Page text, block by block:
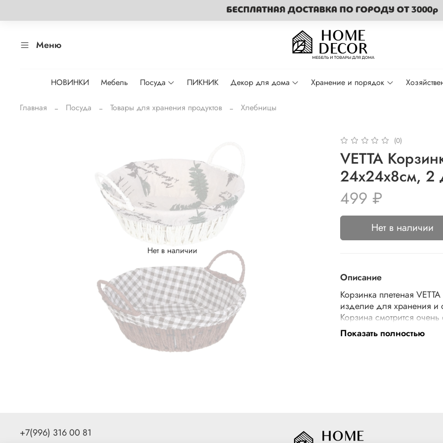
Меню
НОВИНКИ Мебель Посуда ПИКНИК Декор для дома Хранение и порядок
Главная Посуда Товары для хранения продуктов Хлебницы
Нет в наличии
(0)
VETTA
24x24x8см, 2
499 ₽
Нет в наличии
Описание
Корзинка плетеная
изделие для хранения и
Корзина смотрится
в интерьер гостиной или
хозяйственные мелочи:
Показать полностью
+7(996) 316 00 81